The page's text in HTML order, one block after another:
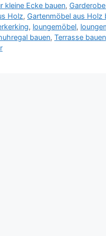
kleine Ecke bauen,
Holz, Gartenmöbel aus Holz
, loungemöbel,
bauen, Terrasse bauen